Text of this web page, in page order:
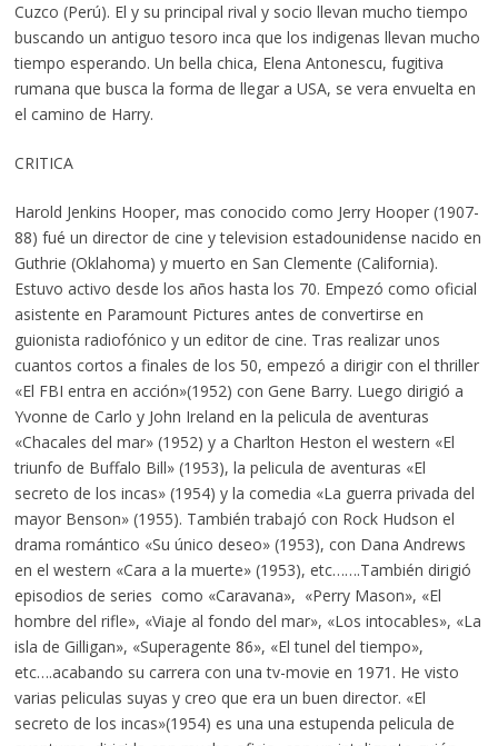
Cuzco (Perú). El y su principal rival y socio llevan mucho tiempo
buscando un antiguo tesoro inca que los indigenas llevan mucho
tiempo esperando. Un bella chica, Elena Antonescu, fugitiva
rumana que busca la forma de llegar a USA, se vera envuelta en
el camino de Harry.
CRITICA
Harold Jenkins Hooper, mas conocido como Jerry Hooper (1907-
88) fué un director de cine y television estadounidense nacido en
Guthrie (Oklahoma) y muerto en San Clemente (California).
Estuvo activo desde los años hasta los 70. Empezó como oficial
asistente en Paramount Pictures antes de convertirse en
guionista radiofónico y un editor de cine. Tras realizar unos
cuantos cortos a finales de los 50, empezó a dirigir con el thriller
«El FBI entra en acción»(1952) con Gene Barry. Luego dirigió a
Yvonne de Carlo y John Ireland en la pelicula de aventuras
«Chacales del mar» (1952) y a Charlton Heston el western «El
triunfo de Buffalo Bill» (1953), la pelicula de aventuras «El
secreto de los incas» (1954) y la comedia «La guerra privada del
mayor Benson» (1955). También trabajó con Rock Hudson el
drama romántico «Su único deseo» (1953), con Dana Andrews
en el western «Cara a la muerte» (1953), etc…….También dirigió
episodios de series como «Caravana», «Perry Mason», «El
hombre del rifle», «Viaje al fondo del mar», «Los intocables», «La
isla de Gilligan», «Superagente 86», «El tunel del tiempo»,
etc….acabando su carrera con una tv-movie en 1971. He visto
varias peliculas suyas y creo que era un buen director. «El
secreto de los incas»(1954) es una una estupenda pelicula de